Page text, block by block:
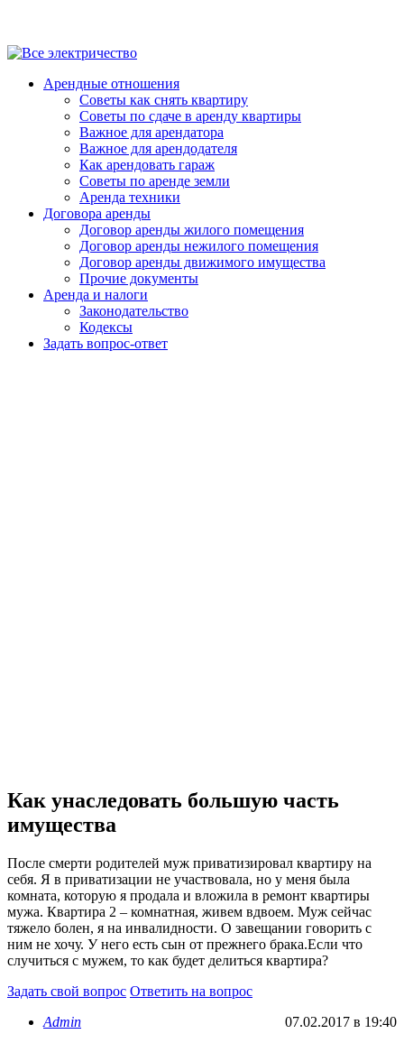
Арендные отношения
Советы как снять квартиру
Советы по сдаче в аренду квартиры
Важное для арендатора
Важное для арендодателя
Как арендовать гараж
Советы по аренде земли
Аренда техники
Договора аренды
Договор аренды жилого помещения
Договор аренды нежилого помещения
Договор аренды движимого имущества
Прочие документы
Аренда и налоги
Законодательство
Кодексы
Задать вопрос-ответ
Как унаследовать большую часть
имущества
После смерти родителей муж приватизировал квартиру на
себя. Я в приватизации не участвовала, но у меня была
комната, которую я продала и вложила в ремонт квартиры
мужа. Квартира 2 – комнатная, живем вдвоем. Муж сейчас
тяжело болен, я на инвалидности. О завещании говорить с
ним не хочу. У него есть сын от прежнего брака.Если что
случиться с мужем, то как будет делиться квартира?
Задать свой вопрос Ответить на вопрос
07.02.2017 в 19:40
Admin